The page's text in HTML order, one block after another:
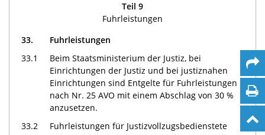
Teil 9
Fuhrleistungen
33.
Fuhrleistungen
33.1
Beim Staatsministerium der Justiz, bei
Einrichtungen der Justiz und bei justiznahen
Einrichtungen sind Entgelte für Fuhrleistungen
nach Nr. 25 AVO mit einem Abschlag von 30 %
anzusetzen.
33.2
Fuhrleistungen für Justizvollzugsbedienstete